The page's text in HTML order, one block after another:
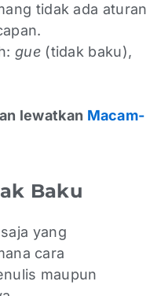
tidak ada aturan
gue (tidak baku),
lewatkan Macam-
Baku
yang
cara
maupun